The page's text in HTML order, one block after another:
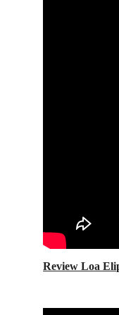
Review Loa